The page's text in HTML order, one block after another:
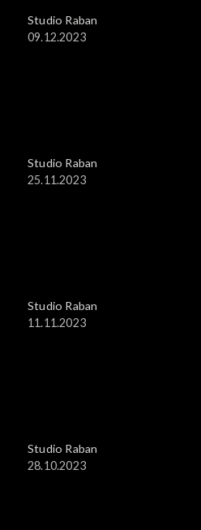
Studio Raban
09.12.2023
Studio Raban
25.11.2023
Studio Raban
11.11.2023
Studio Raban
28.10.2023